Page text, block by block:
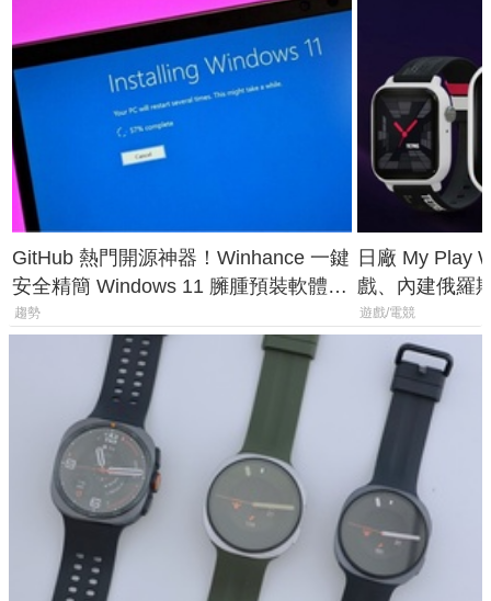
GitHub 熱門開源神器！Winhance 一鍵
安全精簡 Windows 11 臃腫預裝軟體與
後台追蹤
趨勢
日廠 My Play
戲、內建俄羅
過竟然不能連
遊戲/電競